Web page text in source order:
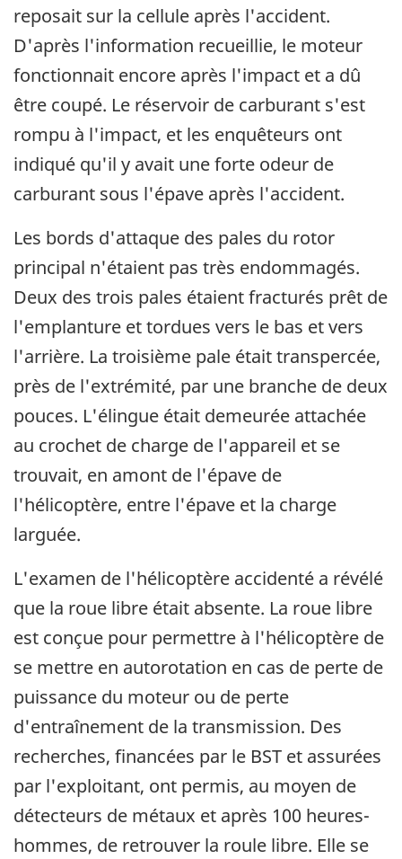
reposait sur la cellule après l'accident.
D'après l'information recueillie, le moteur
fonctionnait encore après l'impact et a dû
être coupé. Le réservoir de carburant s'est
rompu à l'impact, et les enquêteurs ont
indiqué qu'il y avait une forte odeur de
carburant sous l'épave après l'accident.
Les bords d'attaque des pales du rotor
principal n'étaient pas très endommagés.
Deux des trois pales étaient fracturés prêt de
l'emplanture et tordues vers le bas et vers
l'arrière. La troisième pale était transpercée,
près de l'extrémité, par une branche de deux
pouces. L'élingue était demeurée attachée
au crochet de charge de l'appareil et se
trouvait, en amont de l'épave de
l'hélicoptère, entre l'épave et la charge
larguée.
L'examen de l'hélicoptère accidenté a révélé
que la roue libre était absente. La roue libre
est conçue pour permettre à l'hélicoptère de
se mettre en autorotation en cas de perte de
puissance du moteur ou de perte
d'entraînement de la transmission. Des
recherches, financées par le BST et assurées
par l'exploitant, ont permis, au moyen de
détecteurs de métaux et après 100 heures-
hommes, de retrouver la roule libre. Elle se